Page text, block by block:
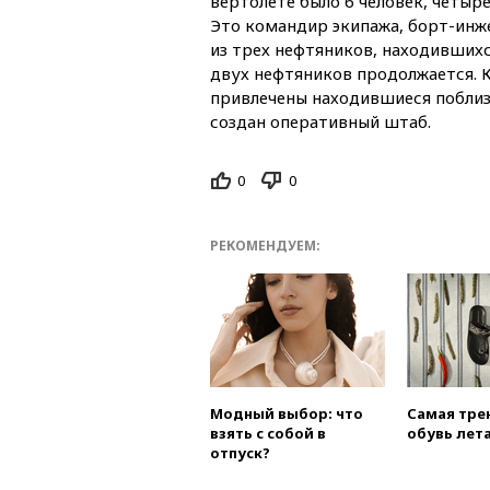
Это командир экипажа, борт-
из трех нефтяников,
двух нефтяников продолжается.
привлечены находившиеся
создан оперативный штаб.
0 0
РЕКОМЕНДУЕМ:
Модный выбор: что
взять с собой в
отпуск?
Самая
обувь